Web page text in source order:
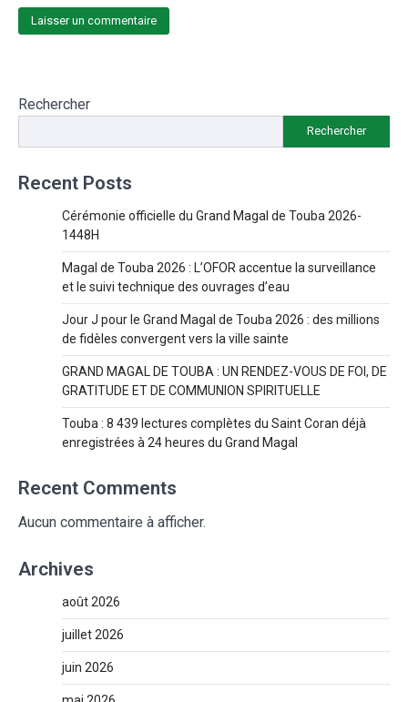
Rechercher
Rechercher
Recent Posts
Cérémonie officielle du Grand Magal de Touba 2026-
1448H
Magal de Touba 2026 : L’OFOR accentue la surveillance
et le suivi technique des ouvrages d’eau
Jour J pour le Grand Magal de Touba 2026 : des millions
de fidèles convergent vers la ville sainte
GRAND MAGAL DE TOUBA : UN RENDEZ-VOUS DE FOI, DE
GRATITUDE ET DE COMMUNION SPIRITUELLE
Touba : 8 439 lectures complètes du Saint Coran déjà
enregistrées à 24 heures du Grand Magal
Recent Comments
Aucun commentaire à afficher.
Archives
août 2026
juillet 2026
juin 2026